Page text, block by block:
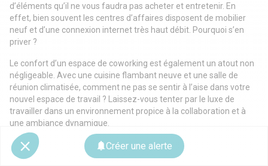
Créer une alerte
d’éléments qu’il ne vous faudra pas acheter et entretenir. En
effet, bien souvent les centres d’affaires disposent de mobilier
neuf et d’une connexion internet très haut débit. Pourquoi s’en
priver ?
Le confort d’un espace de coworking est également un atout non
négligeable. Avec une cuisine flambant neuve et une salle de
réunion climatisée, comment ne pas se sentir à l’aise dans votre
nouvel espace de travail ? Laissez-vous tenter par le luxe de
travailler dans un environnement propice à la collaboration et à
une ambiance dynamique.
Les éléments à prendre en compte avant
de louer votre espace de coworking